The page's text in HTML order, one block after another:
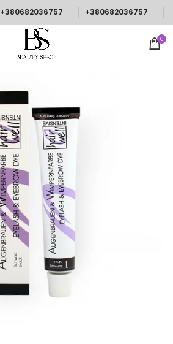
+380682036757 +380682036757
0